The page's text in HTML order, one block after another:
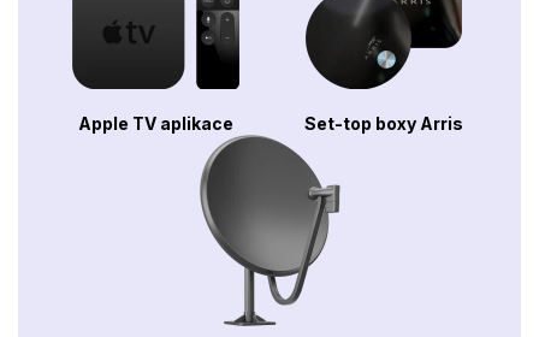
Apple TV aplikace Set-top boxy Arris